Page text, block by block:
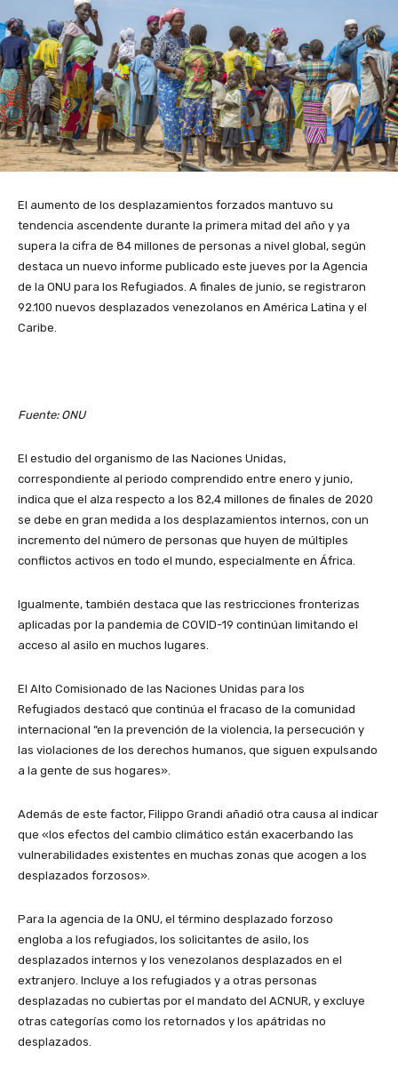
El aumento de los desplazamientos forzados mantuvo su
tendencia ascendente durante la primera mitad del año y ya
supera la cifra de 84 millones de personas a nivel global, según
destaca un nuevo informe publicado este jueves por la Agencia
de la ONU para los Refugiados. A finales de junio, se registraron
92.100 nuevos desplazados venezolanos en América Latina y el
Caribe.
Fuente: ONU
El estudio del organismo de las Naciones Unidas,
correspondiente al periodo comprendido entre enero y junio,
indica que el alza respecto a los 82,4 millones de finales de 2020
se debe en gran medida a los desplazamientos internos, con un
incremento del número de personas que huyen de múltiples
conflictos activos en todo el mundo, especialmente en África.
Igualmente, también destaca que las restricciones fronterizas
aplicadas por la pandemia de COVID-19 continúan limitando el
acceso al asilo en muchos lugares.
El Alto Comisionado de las Naciones Unidas para los
Refugiados destacó que continúa el fracaso de la comunidad
internacional “en la prevención de la violencia, la persecución y
las violaciones de los derechos humanos, que siguen expulsando
a la gente de sus hogares».
Además de este factor, Filippo Grandi añadió otra causa al indicar
que «los efectos del cambio climático están exacerbando las
vulnerabilidades existentes en muchas zonas que acogen a los
desplazados forzosos».
Para la agencia de la ONU, el término desplazado forzoso
engloba a los refugiados, los solicitantes de asilo, los
desplazados internos y los venezolanos desplazados en el
extranjero. Incluye a los refugiados y a otras personas
desplazadas no cubiertas por el mandato del ACNUR, y excluye
otras categorías como los retornados y los apátridas no
desplazados.